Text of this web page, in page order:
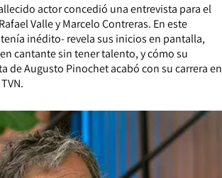
actor concedió una entrevista para el
Valle y Marcelo Contreras. En este
inédito- revela sus inicios en pantalla,
cantante sin tener talento, y cómo su
de Augusto Pinochet acabó con su carrera en